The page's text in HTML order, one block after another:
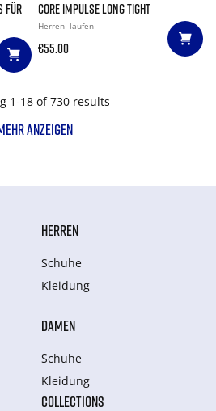
FÜR
CORE IMPULSE LONG TIGHT
Herren laufen
€55.00
1-18 of 730 results
ANZEIGEN
HERREN
Schuhe
Kleidung
DAMEN
Schuhe
Kleidung
COLLECTIONS